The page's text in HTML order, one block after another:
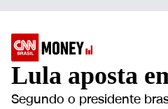
Lula aposta
Segundo o presidente